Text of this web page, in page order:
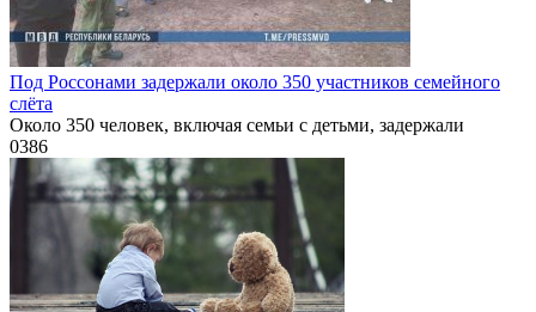
Под Россонами задержали около 350 участников семейного
слёта
Около 350 человек, включая семьи с детьми, задержали
0386